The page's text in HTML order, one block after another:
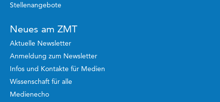
Stellenangebote
Neues am ZMT
Aktuelle Newsletter
Anmeldung zum Newsletter
Infos und Kontakte für Medien
Wissenschaft für alle
Medienecho